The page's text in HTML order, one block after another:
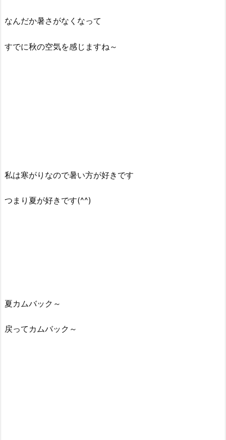
なんだか暑さがなくなって
すでに秋の空気を感じますね～
私は寒がりなので暑い方が好きです
つまり夏が好きです(^^)
夏カムバック～
戻ってカムバック～